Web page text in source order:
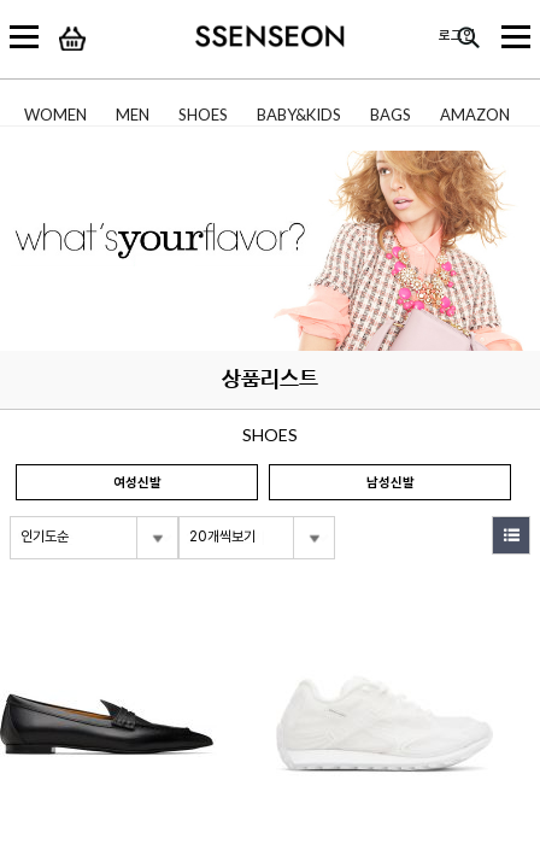
WOMEN MEN SHOES BABY&KIDS BAGS AMAZON
상품리스트
SHOES
여성신발 남성신발
인기도순 20개씩보기
로그인